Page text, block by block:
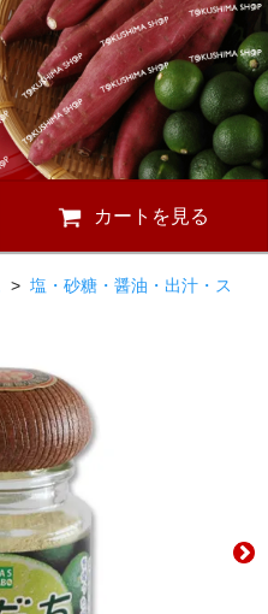
カートを見る
> 塩・砂糖・醤油・出汁・ス